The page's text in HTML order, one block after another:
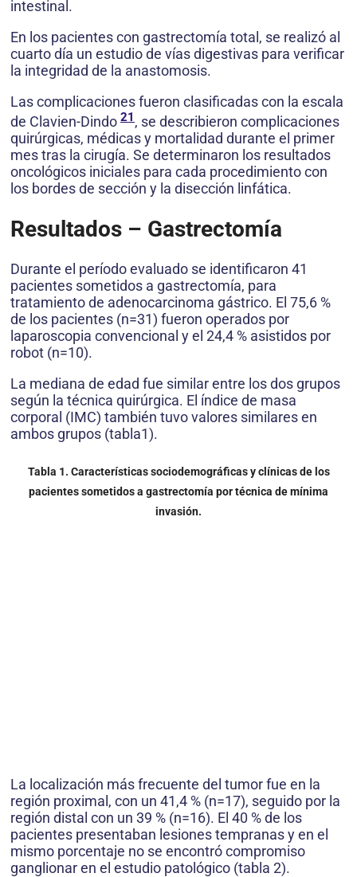
intestinal.
En los pacientes con gastrectomía total, se realizó al
cuarto día un estudio de vías digestivas para verificar
la integridad de la anastomosis.
Las complicaciones fueron clasificadas con la escala
de Clavien-Dindo 21 , se describieron complicaciones
quirúrgicas, médicas y mortalidad durante el primer
mes tras la cirugía. Se determinaron los resultados
oncológicos iniciales para cada procedimiento con
los bordes de sección y la disección linfática.
Resultados – Gastrectomía
Durante el período evaluado se identificaron 41
pacientes sometidos a gastrectomía, para
tratamiento de adenocarcinoma gástrico. El 75,6 %
de los pacientes (n=31) fueron operados por
laparoscopia convencional y el 24,4 % asistidos por
robot (n=10).
La mediana de edad fue similar entre los dos grupos
según la técnica quirúrgica. El índice de masa
corporal (IMC) también tuvo valores similares en
ambos grupos (tabla1).
Tabla 1. Características sociodemográficas y clínicas de los
pacientes sometidos a gastrectomía por técnica de mínima
invasión.
La localización más frecuente del tumor fue en la
región proximal, con un 41,4 % (n=17), seguido por la
región distal con un 39 % (n=16). El 40 % de los
pacientes presentaban lesiones tempranas y en el
mismo porcentaje no se encontró compromiso
ganglionar en el estudio patológico (tabla 2).